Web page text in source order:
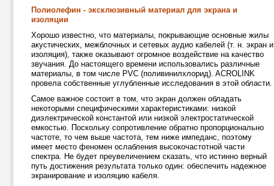
Полиолефин - эксклюзивный материал для экрана и
изоляции
Хорошо известно, что материалы, покрывающие основные жилы
акустических, межблочных и сетевых аудио кабелей (т. н. экран и
изоляция), также оказывают огромное воздействие на качество
звучания. До настоящего времени использовались различные
материалы, в том числе PVC (поливинилхлорид). ACROLINK
провела собственные углубленные исследования в этой области.
Самое важное состоит в том, что экран должен обладать
некоторыми специфическими характеристиками: низкой
диэлектрической константой или низкой электростатической
емкостью. Поскольку сопротивление обратно пропорционально
частоте, то чем выше частота, тем ниже импеданс, поэтому
имеет место феномен ослабления высокочастотной части
спектра. Не будет преувеличением сказать, что истинно верный
путь достижения результата только один: обеспечить надежное
экранирование и изоляцию кабеля.